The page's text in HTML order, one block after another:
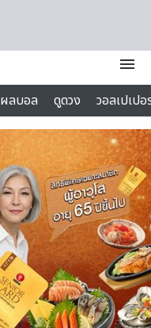
menu
ผลบอล ดูดวง
วอลเปเป